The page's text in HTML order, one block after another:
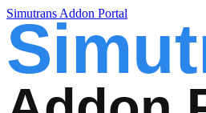
Simutrans Addon Portal